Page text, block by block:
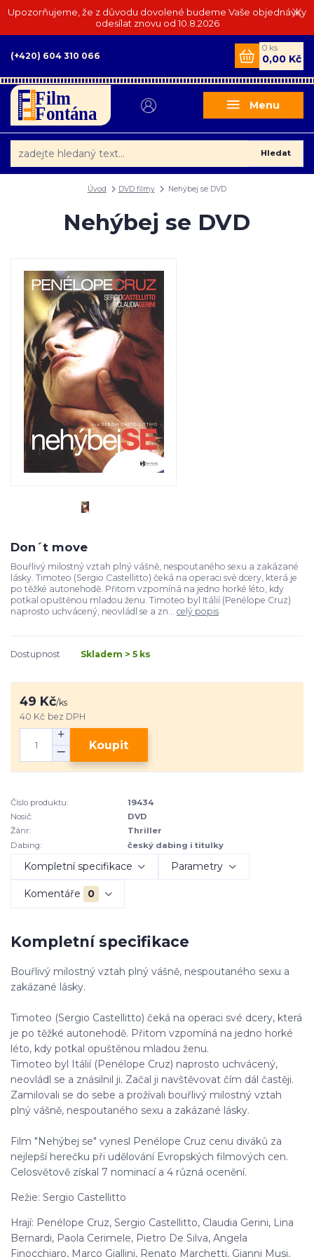
Upozorňujeme, že z důvodu dovolené budeme Vaše objednávky
odesílat znovu od 10.8.2026
Menu
Hledat
(+420) 604 310 066
0 ks
0,00 Kč
Úvod DVD filmy Nehýbej se DVD
Nehýbej se DVD
Don´t move
Bouřlivý milostný vztah plný vášně, nespoutaného sexu a zakázané
lásky. Timoteo (Sergio Castellitto) čeká na operaci své dcery, která je
po těžké autonehodě. Přitom vzpomíná na jedno horké léto, kdy
potkal opuštěnou mladou ženu. Timoteo byl Itálií (Penélope Cruz)
naprosto uchvácený, neovládl se a zn... celý popis
Dostupnost Skladem > 5 ks
49 Kč/ks
40 Kč bez DPH
Koupit
Číslo produktu:
19434
Nosič:
DVD
Žánr:
Thriller
Dabing:
český dabing i titulky
Kompletní specifikace Parametry
Komentáře 0
Kompletní specifikace
Bouřlivý milostný vztah plný vášně, nespoutaného sexu a
zakázané lásky.
Timoteo (Sergio Castellitto) čeká na operaci své dcery, která
je po těžké autonehodě. Přitom vzpomíná na jedno horké
léto, kdy potkal opuštěnou mladou ženu.
Timoteo byl Itálií (Penélope Cruz) naprosto uchvácený,
neovládl se a znásilnil ji. Začal ji navštěvovat čím dál častěji.
Zamilovali se do sebe a prožívali bouřlivý milostný vztah
plný vášně, nespoutaného sexu a zakázané lásky.
Film "Nehýbej se" vynesl Penélope Cruz cenu diváků za
nejlepší herečku při udělování Evropských filmových cen.
Celosvětově získal 7 nominací a 4 různá ocenění.
Režie: Sergio Castellitto
Hrají: Penélope Cruz, Sergio Castellitto, Claudia Gerini, Lina
Bernardi, Paola Cerimele, Pietro De Silva, Angela
Finocchiaro, Marco Giallini, Renato Marchetti, Gianni Musi,